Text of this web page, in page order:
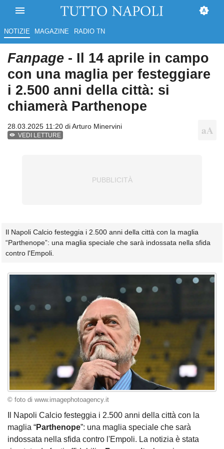
NOTIZIE MAGAZINE RADIO TN
Fanpage - Il 14 aprile in campo
con una maglia per festeggiare
i 2.500 anni della città: si
chiamerà Parthenope
28.03.2025 11:20 diArturo Minervini
VEDI LETTURE
Il Napoli Calcio festeggia i 2.500 anni della città con la maglia
“Parthenope”: una maglia speciale che sarà indossata nella sfida
contro l'Empoli.
© foto di www.imagephotoagency.it
Il Napoli Calcio festeggia i 2.500 anni della città con la
maglia “Parthenope”: una maglia speciale che sarà
indossata nella sfida contro l'Empoli. La notizia è stata